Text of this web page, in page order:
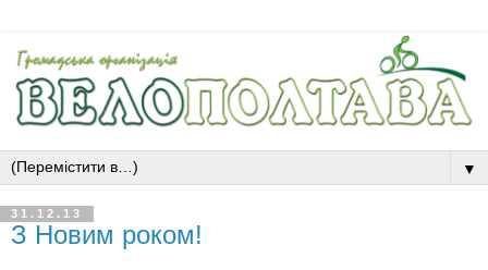
▼
31.12.13
З Новим роком!